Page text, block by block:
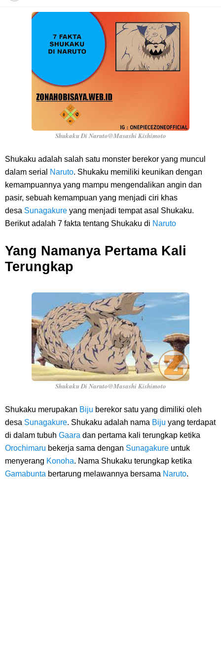
7 Fakta Franky One Piece, Pernah Dapat Tawaran Buah Iblis Mera
Mera No Mi
Profil Anwar Hafid, Politisi Yang Mernjadi Gubernur Provinsi Sulawesi
Resep Pesmol Ikan Mas, Makanan Khas Sunda Dengan Rasa Yang
Enaknya Nagih
Arti Bendera Barbados, Negara Kepulauan Yang Terletak Di Kawasan
Karibia
Cara Daftar Danamon Mobile Banking, Mudah Banget Dan Lengkap
Caranya Disini
7 Fakta Elbaph One Piece, Menjadi Tempat Yang Sangat Ingin
7 Fakta Ivankov One Piece, Orang Yang Mampu Menipu Sensor
Wanita Milik Sanji
7 Klub Pertama Yang Menjuarai Liga Champions, Apa Klub Jagoan
Kamu Termasuk
Pasifik Barat
Cara Membuat Linktree Instagram, Sangat Mudah Untuk Kamu
Shukaku Di Naruto@Masashi Kishimoto
Shukaku adalah salah satu monster berekor yang muncul
dalam serial
Naruto. Shukaku memiliki keunikan dengan
kemampuannya yang mampu mengendalikan angin dan
pasir, sebuah kemampuan yang menjadi ciri khas
desa Sunagakure yang menjadi tempat asal Shukaku.
Berikut adalah 7 fakta tentang Shukaku di Naruto
Yang Namanya Pertama Kali
Terungkap
Shukaku Di Naruto@Masashi Kishimoto
Shukaku merupakan Biju berekor satu yang dimiliki oleh
desa Sunagakure. Shukaku adalah nama Biju yang terdapat
di dalam tubuh Gaara dan pertama kali terungkap ketika
Orochimaru bekerja sama dengan Sunagakure untuk
menyerang Konoha. Nama Shukaku terungkap ketika
Gamabunta bertarung melawannya bersama Naruto.